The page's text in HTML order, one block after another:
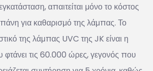
απαιτείται μόνο το κόστος
για καθαρισμό της λάμπας. Το
της λάμπας UVC της JK είναι η
φτάνει τις 60.000 ώρες, γεγονός που